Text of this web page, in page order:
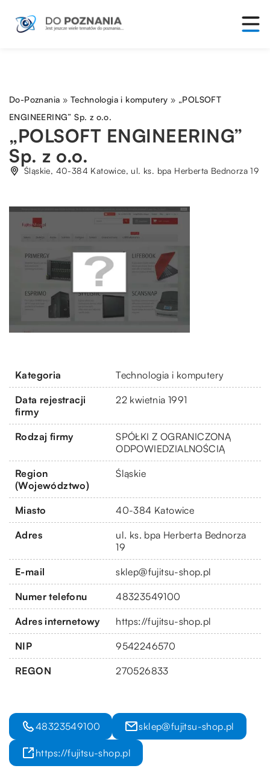
Do-Poznania » Technologia i komputery » „POLSOFT
ENGINEERING” Sp. z o.o.
„POLSOFT ENGINEERING”
Sp. z o.o.
Śląskie, 40-384 Katowice, ul. ks. bpa Herberta Bednorza 19
Kategoria Technologia i komputery
Data rejestracji
firmy
22 kwietnia 1991
Rodzaj firmy
SPÓŁKI Z OGRANICZONĄ
ODPOWIEDZIALNOŚCIĄ
Region
(Województwo)
Śląskie
Miasto 40-384 Katowice
Adres
ul. ks. bpa Herberta Bednorza
19
E-mail sklep@fujitsu-shop.pl
Numer telefonu 48323549100
Adres internetowy https://fujitsu-shop.pl
NIP 9542246570
REGON 270526833
48323549100 sklep@fujitsu-shop.pl
https://fujitsu-shop.pl